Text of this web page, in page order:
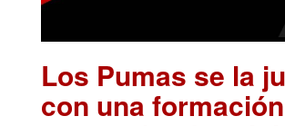
Los Pumas se la
con una